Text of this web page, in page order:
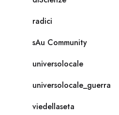
radici
sAu Community
universolocale
universolocale_guerra
viedellaseta